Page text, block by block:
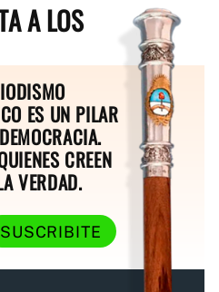
A LOS
ES UN PILAR
CREEN
VERDAD.
SUSCRIBITE